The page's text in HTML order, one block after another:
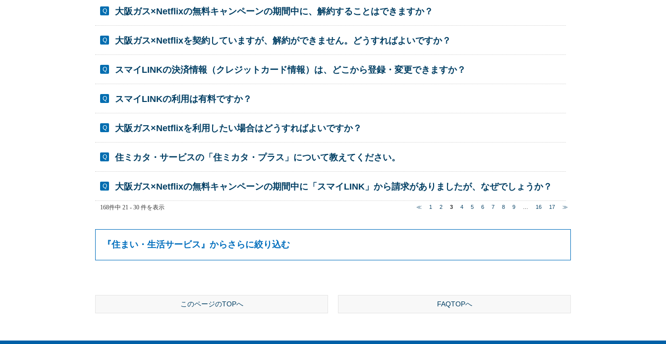
大阪ガス×Netflixの無料キャンペーンの期間中に、解約することはできますか？
大阪ガス×Netflixを契約していますが、解約ができません。どうすればよいですか？
スマイLINKの決済情報（クレジットカード情報）は、どこから登録・変更できますか？
スマイLINKの利用は有料ですか？
大阪ガス×Netflixを利用したい場合はどうすればよいですか？
住ミカタ・サービスの「住ミカタ・プラス」について教えてください。
大阪ガス×Netflixの無料キャンペーンの期間中に「スマイLINK」から請求がありましたが、なぜでしょうか？
168件中 21 - 30 件を表示 ≪ 1 2 3 4 5 6 7 8 9 16 17 ≫
『住まい・生活サービス 』からさらに絞り込む
このページのTOPへ FAQTOPへ